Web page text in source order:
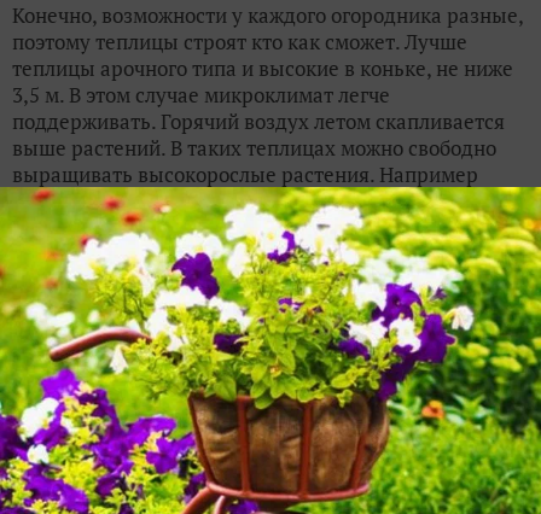
Конечно, возможности у каждого огородника разные,
поэтому теплицы строят кто как сможет. Лучше
теплицы арочного типа и высокие в коньке, не ниже
3,5 м. В этом случае микроклимат легче
поддерживать. Горячий воздух летом скапливается
выше растений. В таких теплицах можно свободно
выращивать высокорослые растения. Например
томаты индетерминантного типа до шпалеры имеют
высоту около 2 м (ваш Пинк парадайз из этой
группы.). Да и огурец меньше по высоте не
желательно, хоть он растет и вниз тоже. Для
вентиляции в боковом ограждении на высоте около
0,5 м от грунта вдоль длинной стороны желательно
сделать фрамуги, которые можно открывать и
закрывать. А в самой верхней части под кровлей в
обоих торцах надо сделать форточки для выхода
горячего воздуха. По югу появилось много опасных
вредителей и фрамуги желательно покрыть внутри
противомоскитной сеткой. Это определенная защита